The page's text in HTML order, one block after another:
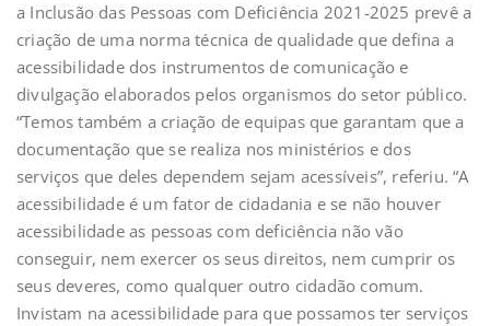
a Inclusão das Pessoas com Deficiência 2021-2025 prevê a
criação de uma norma técnica de qualidade que defina a
acessibilidade dos instrumentos de comunicação e
divulgação elaborados pelos organismos do setor público.
“Temos também a criação de equipas que garantam que a
documentação que se realiza nos ministérios e dos
serviços que deles dependem sejam acessíveis”, referiu. “A
acessibilidade é um fator de cidadania e se não houver
acessibilidade as pessoas com deficiência não vão
conseguir, nem exercer os seus direitos, nem cumprir os
seus deveres, como qualquer outro cidadão comum.
Invistam na acessibilidade para que possamos ter serviços